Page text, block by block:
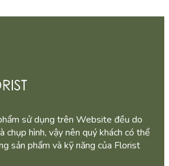
sử dụng trên Website đều do
chụp hình, vậy nên quý khách có thể
sản phẩm và kỹ năng của Florist